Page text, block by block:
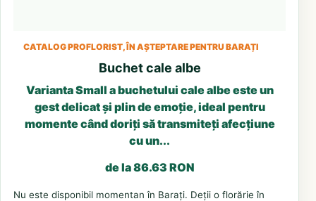
CATALOG PROFLORIST, ÎN AȘTEPTARE PENTRU BARAȚI
Buchet cale albe
Varianta Small a buchetului cale albe este un
gest delicat și plin de emoție, ideal pentru
momente când doriți să transmiteți afecțiune
cu un...
de la 86.63 RON
Nu este disponibil momentan în Barați. Deții o florărie în